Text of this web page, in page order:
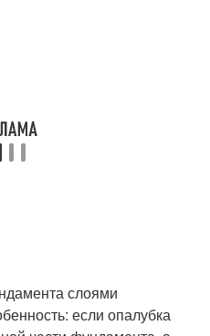
слоями
если опалубка